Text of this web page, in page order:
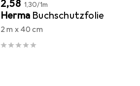
EUR
2,58 1,30/1m
Herma Buchschutzfolie
2 m x 40 cm